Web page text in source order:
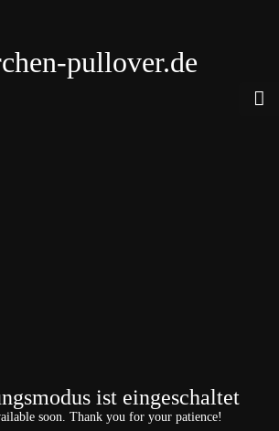
pullover.de
ist eingeschaltet
soon. Thank you for your patience!